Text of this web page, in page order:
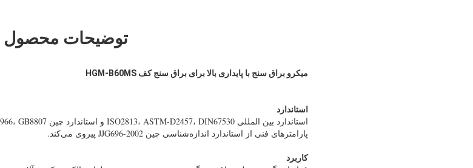
توضیحات محصول
میکرو براق سنج با پایداری بالا برای براق سنج کف HGM-B60MS
استاندارد
استاندارد بین المللی ISO2813، ASTM-D2457، DIN67530 و استاندارد چین GB9754، GB9966، GB8807.
پارامترهای فنی از استاندارد اندازه‌شناسی چین JJG696-2002 پیروی می‌کند.
کاربرد